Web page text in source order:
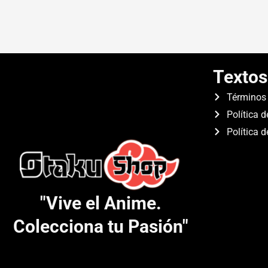
"Vive el Anime.
Colecciona tu Pasión"
Política
Política